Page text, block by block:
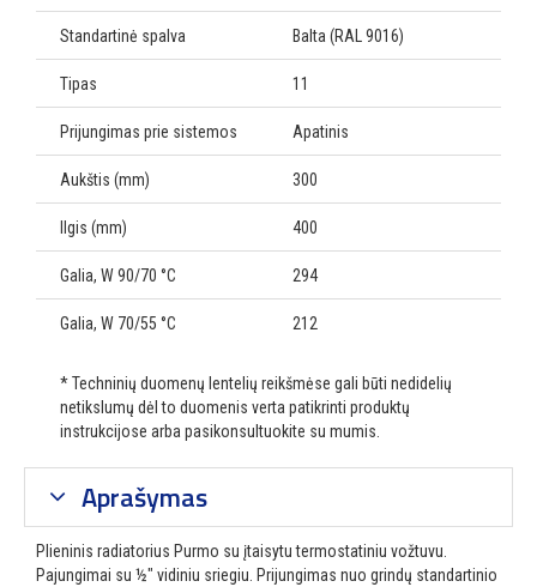
Standartinė spalva Balta (RAL 9016)
Tipas 11
Prijungimas prie sistemos Apatinis
Aukštis (mm) 300
Ilgis (mm) 400
Galia, W 90/70 °C 294
Galia, W 70/55 °C 212
* Techninių duomenų lentelių reikšmėse gali būti nedidelių
netikslumų dėl to duomenis verta patikrinti produktų
instrukcijose arba pasikonsultuokite su mumis.
Aprašymas
Plieninis radiatorius Purmo su įtaisytu termostatiniu vožtuvu.
Pajungimai su ½″ vidiniu sriegiu. Prijungimas nuo grindų standartinio